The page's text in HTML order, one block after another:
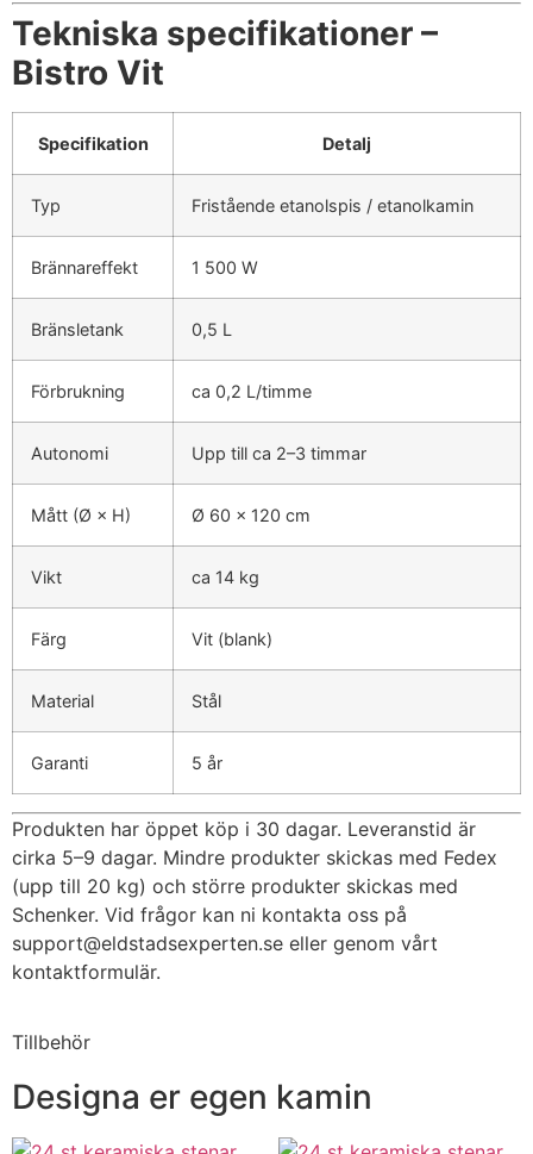
Tekniska specifikationer –
Bistro Vit
Specifikation Detalj
Typ Fristående etanolspis / etanolkamin
Brännareffekt 1 500 W
Bränsletank 0,5 L
Förbrukning ca 0,2 L/timme
Autonomi Upp till ca 2–3 timmar
Mått (Ø × H) Ø 60 × 120 cm
Vikt ca 14 kg
Färg Vit (blank)
Material Stål
Garanti 5 år
Produkten har öppet köp i 30 dagar. Leveranstid är
cirka 5–9 dagar. Mindre produkter skickas med Fedex
(upp till 20 kg) och större produkter skickas med
Schenker. Vid frågor kan ni kontakta oss på
support@eldstadsexperten.se eller genom vårt
kontaktformulär.
Tillbehör
Designa er egen kamin